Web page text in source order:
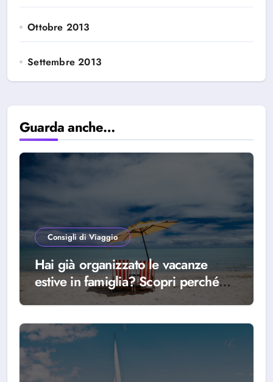
Ottobre 2013
Settembre 2013
Guarda anche…
Consigli di Viaggio
Hai già organizzato le vacanze
estive in famiglia? Scopri perché
scegliere Alba Adriatica